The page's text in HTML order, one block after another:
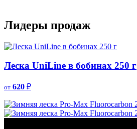
Лидеры продаж
Леска UniLine в бобинах 250 г
от 620 ₽